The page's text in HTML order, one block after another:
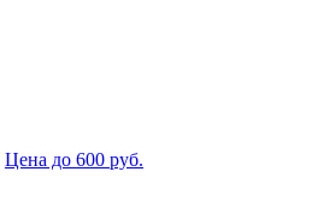
Цена до 600 руб.